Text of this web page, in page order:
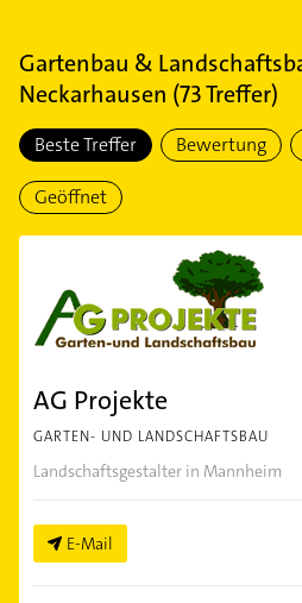
Gartenbau &
Neckarhausen (73Treffer)
Beste Treffer Bewertung
Geöffnet
AG Projekte
GARTEN- UND LANDSCHAFTSBAU
Landschaftsgestalter in Mannheim
E-Mail